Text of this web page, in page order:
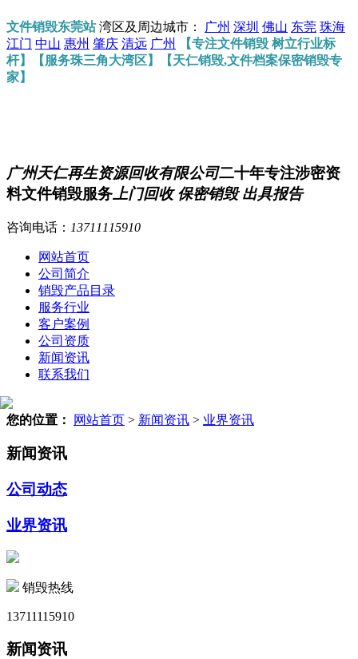
文件销毁东莞站湾区及周边城市： 广州 深圳 佛山 东莞 珠海
江门 中山 惠州 肇庆 清远 广州
【专注文件销毁 树立行业标
杆】【服务珠三角大湾区】【天仁销毁,文件档案保密销毁专
家】
广州天仁再生资源回收有限公司二十年专注涉密资
料文件销毁服务 上门回收 保密销毁 出具报告
咨询电话： 13711115910
网站首页
公司简介
销毁产品目录
服务行业
客户案例
公司资质
新闻资讯
联系我们
您的位置： 网站首页 > 新闻资讯 > 业界资讯
新闻资讯
公司动态
业界资讯
销毁热线
13711115910
新闻资讯